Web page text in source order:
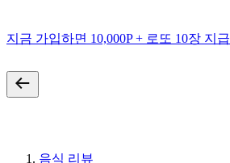
지금 가입하면 10,000P + 로또 10장 지급
음식 리뷰